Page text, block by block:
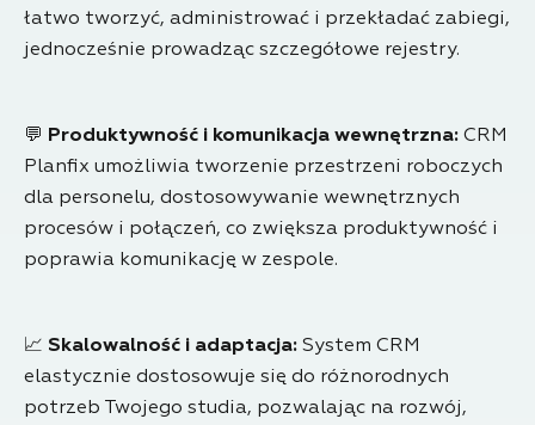
łatwo tworzyć, administrować i przekładać zabiegi,
jednocześnie prowadząc szczegółowe rejestry.
💬 Produktywność i komunikacja wewnętrzna: CRM
Planfix umożliwia tworzenie przestrzeni roboczych
dla personelu, dostosowywanie wewnętrznych
procesów i połączeń, co zwiększa produktywność i
poprawia komunikację w zespole.
📈 Skalowalność i adaptacja: System CRM
elastycznie dostosowuje się do różnorodnych
potrzeb Twojego studia, pozwalając na rozwój,